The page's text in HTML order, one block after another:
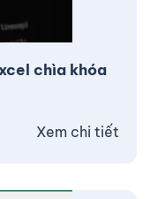
chìa khóa
Xem chi tiết